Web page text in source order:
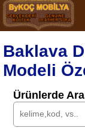
Baklava
Modeli
Ürünlerde